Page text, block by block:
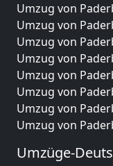
Umzug von
Umzug von
Umzug von
Umzug von
Umzug von
Umzug von
Umzug von
Umzug von
Umzüge-